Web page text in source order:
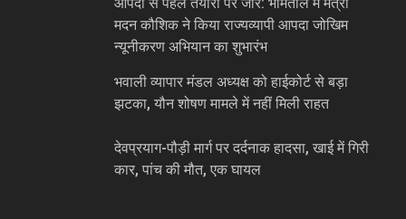
मदन कौशिक ने किया राज्यव्यापी आपदा जोखिम
न्यूनीकरण अभियान का शुभारंभ
भवाली व्यापार मंडल अध्यक्ष को हाईकोर्ट से बड़ा
झटका, यौन शोषण मामले में नहीं मिली राहत
देवप्रयाग-पौड़ी मार्ग पर दर्दनाक हादसा, खाई में गिरी
कार, पांच की मौत, एक घायल